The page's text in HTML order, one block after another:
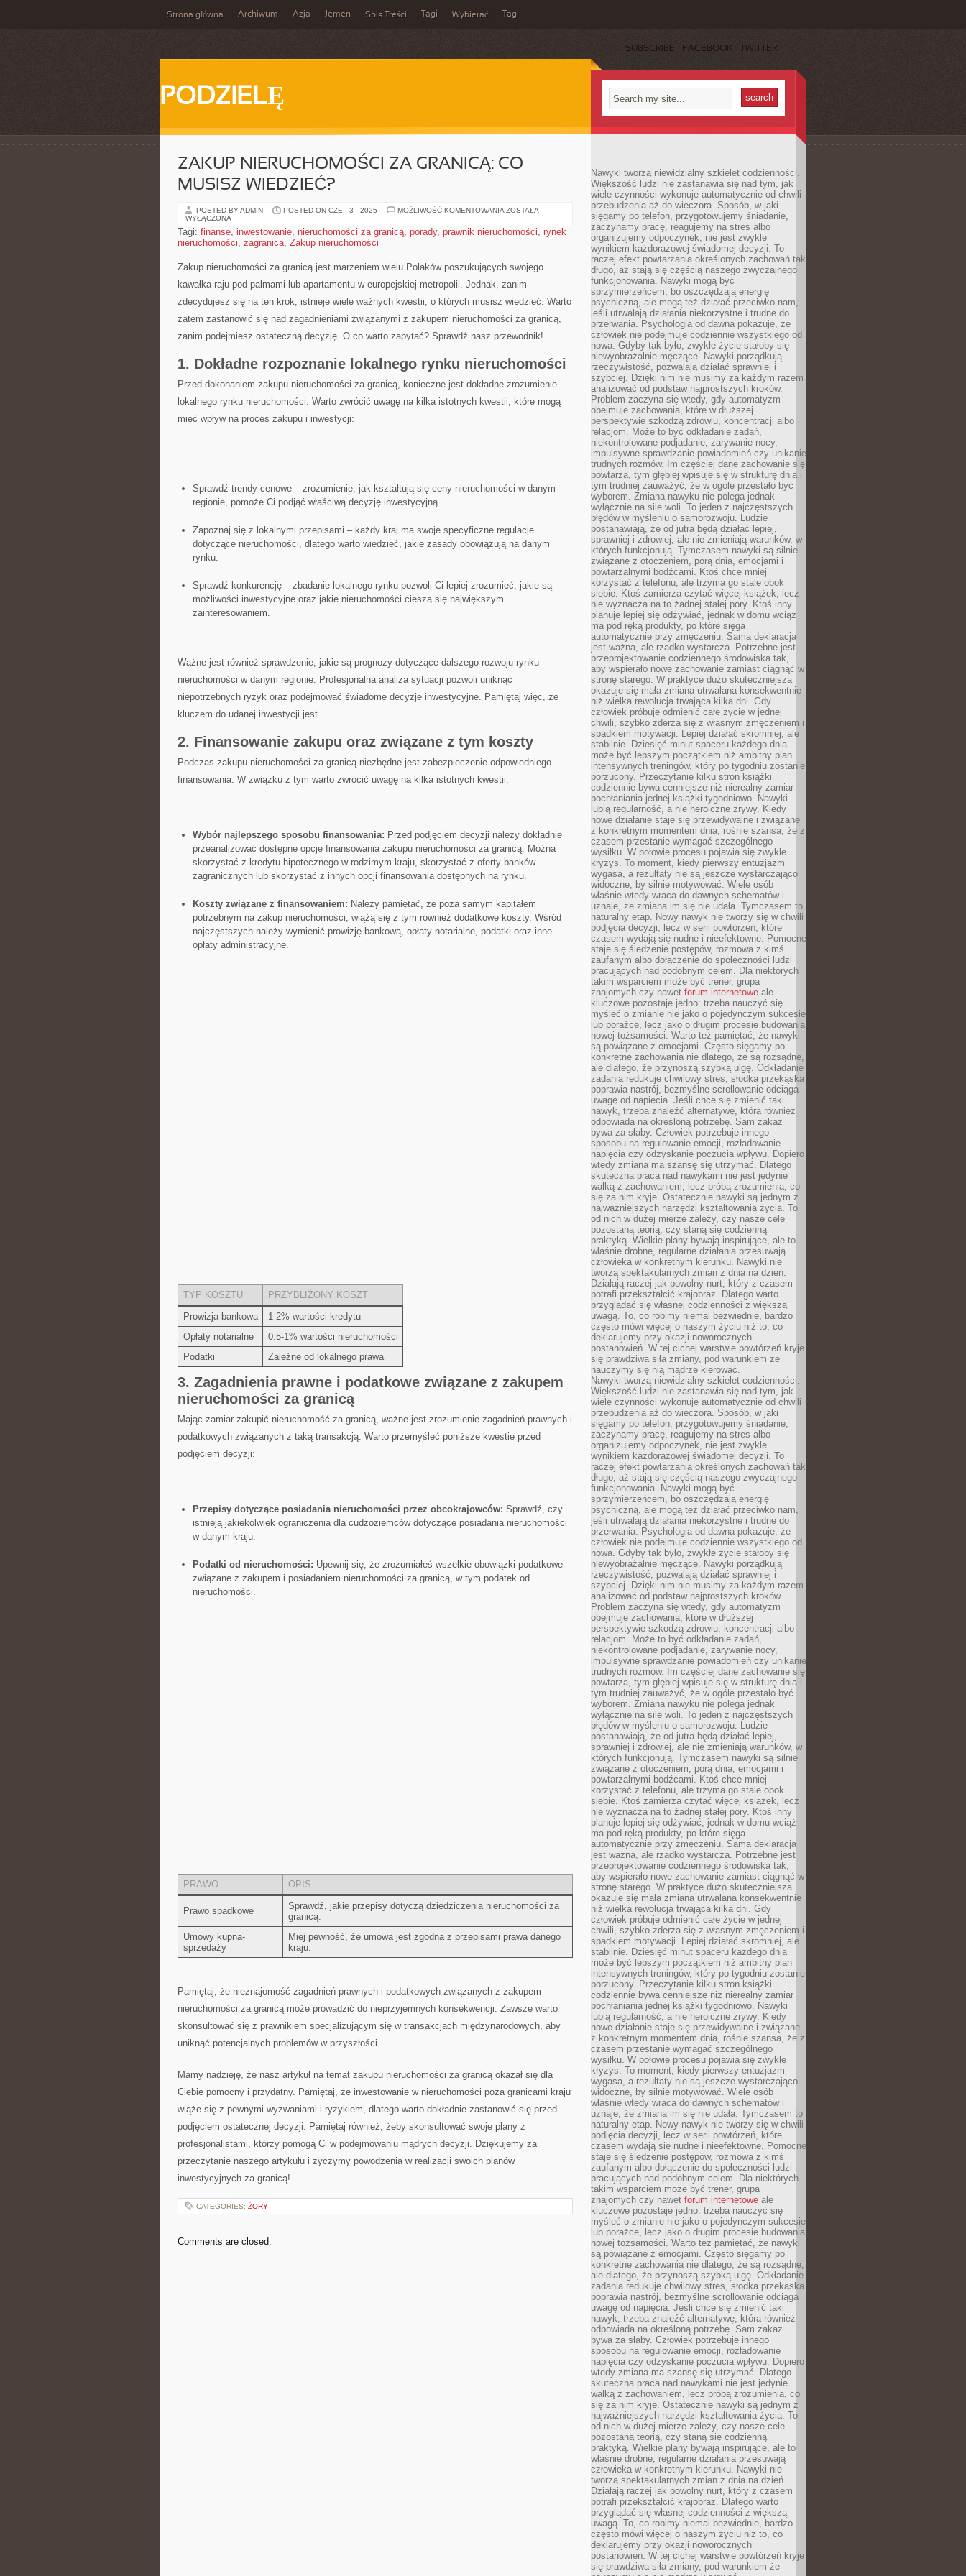
Strona główna Archiwum Azja Jemen Spis Treści Tagi Wybierać Tagi
SUBSCRIBE FACEBOOK TWITTER
PODZIELĘ
ZAKUP NIERUCHOMOŚCI ZA GRANICĄ: CO
MUSISZ WIEDZIEĆ?
POSTED BY ADMIN POSTED ON CZE - 3 - 2025 MOŻLIWOŚĆ KOMENTOWANIA ZAKUP
GRANICĄ:
ZOSTAŁA
WYŁĄCZONA
Tagi: finanse, inwestowanie, nieruchomości za granicą, porady, prawnik nieruchomości, rynek
nieruchomości, zagranica, Zakup nieruchomości
Zakup nieruchomości za granicą jest marzeniem wielu Polaków poszukujących swojego
kawałka raju pod‌ palmami lub apartamentu w europejskiej metropolii. Jednak, zanim
zdecydujesz się na ten krok, istnieje wiele ważnych kwestii, o których musisz wiedzieć. Warto
zatem ⁤zastanowić się nad zagadnieniami ⁢związanymi z zakupem nieruchomości za granicą,
zanim podejmiesz ostateczną decyzję. O co warto zapytać? ‍Sprawdź nasz⁤ przewodnik!
1. Dokładne rozpoznanie‍ lokalnego rynku nieruchomości
Przed dokonaniem zakupu nieruchomości za granicą, konieczne‍ jest dokładne zrozumienie
lokalnego rynku nieruchomości. Warto zwrócić uwagę na kilka istotnych kwestii, które mogą
mieć wpływ⁢ na proces zakupu i ⁢inwestycji:
Sprawdź trendy cenowe‌ – zrozumienie, jak kształtują ⁢się ceny nieruchomości w ⁤danym
regionie, pomoże Ci podjąć​ właściwą decyzję inwestycyjną.
Zapoznaj się‌ z‌ lokalnymi przepisami – każdy kraj ma swoje ⁣specyficzne regulacje
dotyczące nieruchomości, dlatego warto wiedzieć, jakie zasady obowiązują na danym
rynku.
Sprawdź konkurencję – zbadanie lokalnego rynku pozwoli Ci lepiej zrozumieć, jakie są
możliwości inwestycyjne ⁤oraz jakie nieruchomości cieszą się największym
zainteresowaniem.
Ważne jest również sprawdzenie, jakie są prognozy ⁤dotyczące dalszego rozwoju rynku
nieruchomości w​ danym regionie. Profesjonalna analiza sytuacji pozwoli uniknąć
niepotrzebnych ryzyk oraz podejmować świadome decyzje inwestycyjne. Pamiętaj więc, że
kluczem⁣ do udanej⁤ inwestycji jest .
2. Finansowanie zakupu oraz związane z tym koszty
Podczas zakupu ‌nieruchomości za granicą niezbędne jest zabezpieczenie odpowiedniego
finansowania. W związku z tym warto zwrócić uwagę na kilka⁢ istotnych‌ kwestii:
Wybór najlepszego sposobu ‍finansowania: Przed podjęciem decyzji należy dokładnie
przeanalizować dostępne opcje finansowania ⁣zakupu nieruchomości za granicą. Można
skorzystać ⁤z‌ kredytu hipotecznego w ⁤rodzimym kraju, skorzystać z oferty banków
zagranicznych lub skorzystać z innych opcji ‌finansowania dostępnych‌ na rynku.
Koszty związane z finansowaniem: Należy pamiętać,⁤ że poza samym kapitałem
potrzebnym⁤ na zakup nieruchomości, wiążą się z tym również dodatkowe koszty. Wśród
najczęstszych należy wymienić prowizję bankową, opłaty‌ notarialne, podatki oraz inne
opłaty ⁣administracyjne.
TYP KOSZTU
PRZYBLIŻONY KOSZT
Prowizja bankowa
1-2%​ wartości kredytu
Opłaty notarialne
0.5-1% wartości nieruchomości
Podatki
Zależne od‍ lokalnego prawa
3. Zagadnienia prawne i podatkowe związane z zakupem
nieruchomości za granicą
Mając⁢ zamiar zakupić nieruchomość​ za granicą, ważne jest zrozumienie ⁢zagadnień prawnych i
podatkowych związanych z taką transakcją. Warto ‌przemyśleć poniższe kwestie przed
podjęciem decyzji:
Przepisy dotyczące posiadania nieruchomości przez ⁤obcokrajowców: Sprawdź, czy
‍istnieją jakiekolwiek ograniczenia dla ‌cudzoziemców dotyczące posiadania nieruchomości
w danym kraju.
Podatki ​od nieruchomości: Upewnij się, że zrozumiałeś wszelkie⁣ obowiązki podatkowe⁤
związane⁢ z zakupem i posiadaniem ⁣nieruchomości‍ za granicą, w tym podatek od⁤
nieruchomości.
PRAWO OPIS
Prawo spadkowe
Sprawdź, jakie⁣ przepisy ‍dotyczą dziedziczenia nieruchomości za
granicą.
Umowy kupna-
sprzedaży
Miej pewność, że umowa jest ⁢zgodna z przepisami prawa danego
⁤kraju.
Pamiętaj, że nieznajomość ⁤zagadnień prawnych i ‍podatkowych związanych z zakupem
‍nieruchomości za granicą może prowadzić do‌ nieprzyjemnych konsekwencji. Zawsze warto
skonsultować się z prawnikiem specjalizującym się w transakcjach międzynarodowych, aby⁣
uniknąć potencjalnych problemów w⁣ przyszłości.
Mamy nadzieję, że nasz artykuł na temat zakupu nieruchomości za granicą okazał się dla
Ciebie pomocny i przydatny. Pamiętaj, że ‌inwestowanie w nieruchomości poza granicami‍ kraju
wiąże się z pewnymi wyzwaniami i ryzykiem, dlatego warto dokładnie zastanowić się przed
podjęciem ostatecznej decyzji. Pamiętaj również, żeby skonsultować swoje plany z
profesjonalistami, którzy pomogą Ci w podejmowaniu mądrych decyzji. Dziękujemy za‍
przeczytanie ⁣naszego artykułu i życzymy powodzenia w realizacji ‍swoich planów
inwestycyjnych​ za granicą!
CATEGORIES: ŻORY
Comments are closed.
Nawyki tworzą niewidzialny szkielet codzienności.
Większość ludzi nie zastanawia się nad tym, jak
wiele czynności wykonuje automatycznie od chwili
przebudzenia aż do wieczora. Sposób, w jaki
sięgamy po telefon, przygotowujemy śniadanie,
zaczynamy pracę, reagujemy na stres albo
organizujemy odpoczynek, nie jest zwykle
wynikiem każdorazowej świadomej decyzji. To
raczej efekt powtarzania określonych zachowań tak
długo, aż stają się częścią naszego zwyczajnego
funkcjonowania. Nawyki mogą być
sprzymierzeńcem, bo oszczędzają energię
psychiczną, ale mogą też działać przeciwko nam,
jeśli utrwalają działania niekorzystne i trudne do
przerwania. Psychologia od dawna pokazuje, że
człowiek nie podejmuje codziennie wszystkiego od
nowa. Gdyby tak było, zwykłe życie stałoby się
niewyobrażalnie męczące. Nawyki porządkują
rzeczywistość, pozwalają działać sprawniej i
szybciej. Dzięki nim nie musimy za każdym razem
analizować od podstaw najprostszych kroków.
Problem zaczyna się wtedy, gdy automatyzm
obejmuje zachowania, które w dłuższej
perspektywie szkodzą zdrowiu, koncentracji albo
relacjom. Może to być odkładanie zadań,
niekontrolowane podjadanie, zarywanie nocy,
impulsywne sprawdzanie powiadomień czy unikanie
trudnych rozmów. Im częściej dane zachowanie się
powtarza, tym głębiej wpisuje się w strukturę dnia i
tym trudniej zauważyć, że w ogóle przestało być
wyborem. Zmiana nawyku nie polega jednak
wyłącznie na sile woli. To jeden z najczęstszych
błędów w myśleniu o samorozwoju. Ludzie
postanawiają, że od jutra będą działać lepiej,
sprawniej i zdrowiej, ale nie zmieniają warunków, w
których funkcjonują. Tymczasem nawyki są silnie
związane z otoczeniem, porą dnia, emocjami i
powtarzalnymi bodźcami. Ktoś chce mniej
korzystać z telefonu, ale trzyma go stale obok
siebie. Ktoś zamierza czytać więcej książek, lecz
nie wyznacza na to żadnej stałej pory. Ktoś inny
planuje lepiej się odżywiać, jednak w domu wciąż
ma pod ręką produkty, po które sięga
automatycznie przy zmęczeniu. Sama deklaracja
jest ważna, ale rzadko wystarcza. Potrzebne jest
przeprojektowanie codziennego środowiska tak,
aby wspierało nowe zachowanie zamiast ciągnąć w
stronę starego. W praktyce dużo skuteczniejsza
okazuje się mała zmiana utrwalana konsekwentnie
niż wielka rewolucja trwająca kilka dni. Gdy
człowiek próbuje odmienić całe życie w jednej
chwili, szybko zderza się z własnym zmęczeniem i
spadkiem motywacji. Lepiej działać skromniej, ale
stabilnie. Dziesięć minut spaceru każdego dnia
może być lepszym początkiem niż ambitny plan
intensywnych treningów, który po tygodniu zostanie
porzucony. Przeczytanie kilku stron książki
codziennie bywa cenniejsze niż nierealny zamiar
pochłaniania jednej książki tygodniowo. Nawyki
lubią regularność, a nie heroiczne zrywy. Kiedy
nowe działanie staje się przewidywalne i związane
z konkretnym momentem dnia, rośnie szansa, że z
czasem przestanie wymagać szczególnego
wysiłku. W połowie procesu pojawia się zwykle
kryzys. To moment, kiedy pierwszy entuzjazm
wygasa, a rezultaty nie są jeszcze wystarczająco
widoczne, by silnie motywować. Wiele osób
właśnie wtedy wraca do dawnych schematów i
uznaje, że zmiana im się nie udała. Tymczasem to
naturalny etap. Nowy nawyk nie tworzy się w chwili
podjęcia decyzji, lecz w serii powtórzeń, które
czasem wydają się nudne i nieefektowne. Pomocne
staje się śledzenie postępów, rozmowa z kimś
zaufanym albo dołączenie do społeczności ludzi
pracujących nad podobnym celem. Dla niektórych
takim wsparciem może być trener, grupa
znajomych czy nawet forum internetowe ale
kluczowe pozostaje jedno: trzeba nauczyć się
myśleć o zmianie nie jako o pojedynczym sukcesie
lub porażce, lecz jako o długim procesie budowania
nowej tożsamości. Warto też pamiętać, że nawyki
są powiązane z emocjami. Często sięgamy po
konkretne zachowania nie dlatego, że są rozsądne,
ale dlatego, że przynoszą szybką ulgę. Odkładanie
zadania redukuje chwilowy stres, słodka przekąska
poprawia nastrój, bezmyślne scrollowanie odciąga
uwagę od napięcia. Jeśli chce się zmienić taki
nawyk, trzeba znaleźć alternatywę, która również
odpowiada na określoną potrzebę. Sam zakaz
bywa za słaby. Człowiek potrzebuje innego
sposobu na regulowanie emocji, rozładowanie
napięcia czy odzyskanie poczucia wpływu. Dopiero
wtedy zmiana ma szansę się utrzymać. Dlatego
skuteczna praca nad nawykami nie jest jedynie
walką z zachowaniem, lecz próbą zrozumienia, co
się za nim kryje. Ostatecznie nawyki są jednym z
najważniejszych narzędzi kształtowania życia. To
od nich w dużej mierze zależy, czy nasze cele
pozostaną teorią, czy staną się codzienną
praktyką. Wielkie plany bywają inspirujące, ale to
właśnie drobne, regularne działania przesuwają
człowieka w konkretnym kierunku. Nawyki nie
tworzą spektakularnych zmian z dnia na dzień.
Działają raczej jak powolny nurt, który z czasem
potrafi przekształcić krajobraz. Dlatego warto
przyglądać się własnej codzienności z większą
uwagą. To, co robimy niemal bezwiednie, bardzo
często mówi więcej o naszym życiu niż to, co
deklarujemy przy okazji noworocznych
postanowień. W tej cichej warstwie powtórzeń kryje
się prawdziwa siła zmiany, pod warunkiem że
nauczymy się nią mądrze kierować.
Nawyki tworzą niewidzialny szkielet codzienności.
Większość ludzi nie zastanawia się nad tym, jak
wiele czynności wykonuje automatycznie od chwili
przebudzenia aż do wieczora. Sposób, w jaki
sięgamy po telefon, przygotowujemy śniadanie,
zaczynamy pracę, reagujemy na stres albo
organizujemy odpoczynek, nie jest zwykle
wynikiem każdorazowej świadomej decyzji. To
raczej efekt powtarzania określonych zachowań tak
długo, aż stają się częścią naszego zwyczajnego
funkcjonowania. Nawyki mogą być
sprzymierzeńcem, bo oszczędzają energię
psychiczną, ale mogą też działać przeciwko nam,
jeśli utrwalają działania niekorzystne i trudne do
przerwania. Psychologia od dawna pokazuje, że
człowiek nie podejmuje codziennie wszystkiego od
nowa. Gdyby tak było, zwykłe życie stałoby się
niewyobrażalnie męczące. Nawyki porządkują
rzeczywistość, pozwalają działać sprawniej i
szybciej. Dzięki nim nie musimy za każdym razem
analizować od podstaw najprostszych kroków.
Problem zaczyna się wtedy, gdy automatyzm
obejmuje zachowania, które w dłuższej
perspektywie szkodzą zdrowiu, koncentracji albo
relacjom. Może to być odkładanie zadań,
niekontrolowane podjadanie, zarywanie nocy,
impulsywne sprawdzanie powiadomień czy unikanie
trudnych rozmów. Im częściej dane zachowanie się
powtarza, tym głębiej wpisuje się w strukturę dnia i
tym trudniej zauważyć, że w ogóle przestało być
wyborem. Zmiana nawyku nie polega jednak
wyłącznie na sile woli. To jeden z najczęstszych
błędów w myśleniu o samorozwoju. Ludzie
postanawiają, że od jutra będą działać lepiej,
sprawniej i zdrowiej, ale nie zmieniają warunków, w
których funkcjonują. Tymczasem nawyki są silnie
związane z otoczeniem, porą dnia, emocjami i
powtarzalnymi bodźcami. Ktoś chce mniej
korzystać z telefonu, ale trzyma go stale obok
siebie. Ktoś zamierza czytać więcej książek, lecz
nie wyznacza na to żadnej stałej pory. Ktoś inny
planuje lepiej się odżywiać, jednak w domu wciąż
ma pod ręką produkty, po które sięga
automatycznie przy zmęczeniu. Sama deklaracja
jest ważna, ale rzadko wystarcza. Potrzebne jest
przeprojektowanie codziennego środowiska tak,
aby wspierało nowe zachowanie zamiast ciągnąć w
stronę starego. W praktyce dużo skuteczniejsza
okazuje się mała zmiana utrwalana konsekwentnie
niż wielka rewolucja trwająca kilka dni. Gdy
człowiek próbuje odmienić całe życie w jednej
chwili, szybko zderza się z własnym zmęczeniem i
spadkiem motywacji. Lepiej działać skromniej, ale
stabilnie. Dziesięć minut spaceru każdego dnia
może być lepszym początkiem niż ambitny plan
intensywnych treningów, który po tygodniu zostanie
porzucony. Przeczytanie kilku stron książki
codziennie bywa cenniejsze niż nierealny zamiar
pochłaniania jednej książki tygodniowo. Nawyki
lubią regularność, a nie heroiczne zrywy. Kiedy
nowe działanie staje się przewidywalne i związane
z konkretnym momentem dnia, rośnie szansa, że z
czasem przestanie wymagać szczególnego
wysiłku. W połowie procesu pojawia się zwykle
kryzys. To moment, kiedy pierwszy entuzjazm
wygasa, a rezultaty nie są jeszcze wystarczająco
widoczne, by silnie motywować. Wiele osób
właśnie wtedy wraca do dawnych schematów i
uznaje, że zmiana im się nie udała. Tymczasem to
naturalny etap. Nowy nawyk nie tworzy się w chwili
podjęcia decyzji, lecz w serii powtórzeń, które
czasem wydają się nudne i nieefektowne. Pomocne
staje się śledzenie postępów, rozmowa z kimś
zaufanym albo dołączenie do społeczności ludzi
pracujących nad podobnym celem. Dla niektórych
takim wsparciem może być trener, grupa
znajomych czy nawet forum internetowe ale
kluczowe pozostaje jedno: trzeba nauczyć się
myśleć o zmianie nie jako o pojedynczym sukcesie
lub porażce, lecz jako o długim procesie budowania
nowej tożsamości. Warto też pamiętać, że nawyki
są powiązane z emocjami. Często sięgamy po
konkretne zachowania nie dlatego, że są rozsądne,
ale dlatego, że przynoszą szybką ulgę. Odkładanie
zadania redukuje chwilowy stres, słodka przekąska
poprawia nastrój, bezmyślne scrollowanie odciąga
uwagę od napięcia. Jeśli chce się zmienić taki
nawyk, trzeba znaleźć alternatywę, która również
odpowiada na określoną potrzebę. Sam zakaz
bywa za słaby. Człowiek potrzebuje innego
sposobu na regulowanie emocji, rozładowanie
napięcia czy odzyskanie poczucia wpływu. Dopiero
wtedy zmiana ma szansę się utrzymać. Dlatego
skuteczna praca nad nawykami nie jest jedynie
walką z zachowaniem, lecz próbą zrozumienia, co
się za nim kryje. Ostatecznie nawyki są jednym z
najważniejszych narzędzi kształtowania życia. To
od nich w dużej mierze zależy, czy nasze cele
pozostaną teorią, czy staną się codzienną
praktyką. Wielkie plany bywają inspirujące, ale to
właśnie drobne, regularne działania przesuwają
człowieka w konkretnym kierunku. Nawyki nie
tworzą spektakularnych zmian z dnia na dzień.
Działają raczej jak powolny nurt, który z czasem
potrafi przekształcić krajobraz. Dlatego warto
przyglądać się własnej codzienności z większą
uwagą. To, co robimy niemal bezwiednie, bardzo
często mówi więcej o naszym życiu niż to, co
deklarujemy przy okazji noworocznych
postanowień. W tej cichej warstwie powtórzeń kryje
się prawdziwa siła zmiany, pod warunkiem że